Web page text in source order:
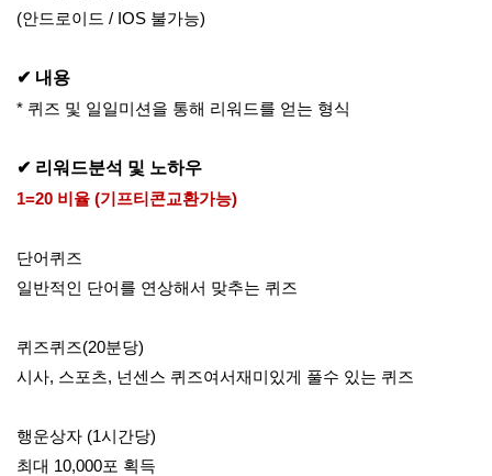
(안드로이드 / IOS 불가능)
✔ 내용
* 퀴즈 및 일일미션을 통해 리워드를 얻는 형식
✔ 리워드분석 및 노하우
1=20 비율 (기프티콘교환가능)
단어퀴즈
일반적인 단어를 연상해서 맞추는 퀴즈
퀴즈퀴즈(20분당)
시사, 스포츠, 넌센스 퀴즈여서재미있게 풀수 있는 퀴즈
행운상자 (1시간당)
최대 10,000포 획득